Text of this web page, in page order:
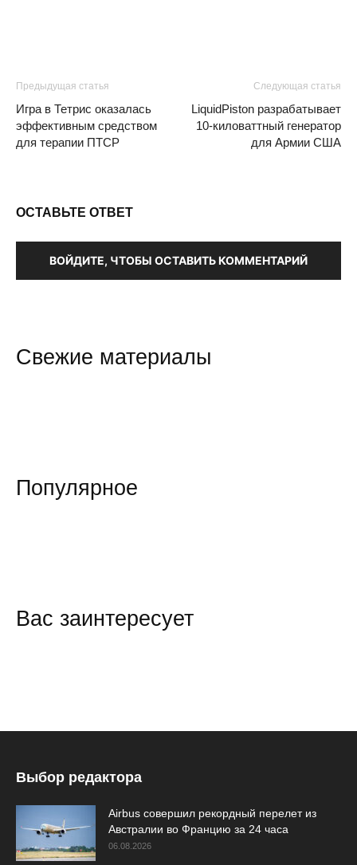
Предыдущая статья
Игра в Тетрис оказалась
эффективным средством
для терапии ПТСР
Следующая статья
LiquidPiston разрабатывает
10-киловаттный генератор
для Армии США
ОСТАВЬТЕ ОТВЕТ
ВОЙДИТЕ, ЧТОБЫ ОСТАВИТЬ КОММЕНТАРИЙ
Свежие материалы
Популярное
Вас заинтересует
Выбор редактора
Airbus совершил рекордный перелет из
Австралии во Францию за 24 часа
06.08.2026